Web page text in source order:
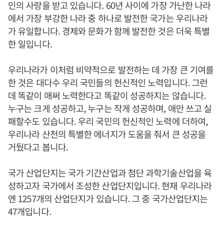
인의 사랑을 받고 있습니다. 60년 사이에 가장 가난한 나라
에서 가장 부강한 나라 중 하나로 발전한 국가는 우리나라
가 유일합니다. 경제와 문화가 함께 발전한 것은 더욱 특별
한 일입니다.
우리나라가 이처럼 비약적으로 발전하는 데 가장 큰 기여를
한 것은 대다수 우리 국민들의 헌신적인 노력입니다. 그런
데 똑같이 애써 노력한다고 똑같이 성공하지는 않습니다.
누구는 크게 성공하고, 누구는 작게 성공하며, 애만 쓰고 실
패할수도 있습니다. 우리 국민의 헌신적인 노력에 더하여,
우리나라 산천의 특별한 에너지가 도움을 줘서 큰 성공을
거뒀다고 봅니다.
국가 산업단지는 국가 기간산업과 첨단 과학기술산업을 육
성하고자 국가에서 조성한 산업단지입니다. 현재 우리나라
엔 1257개의 산업단지가 있습니다. 그 중 국가산업단지는
47개입니다.